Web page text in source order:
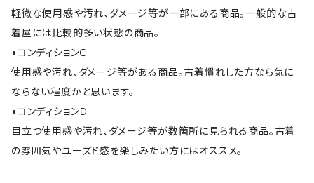
軽微な使用感や汚れ、ダメージ等が一部にある商品。一般的な古
着屋には比較的多い状態の商品。
•コンディションＣ
使用感や汚れ、ダメージ等がある商品。古着慣れした方なら気に
ならない程度かと思います。
•コンディションＤ
目立つ使用感や汚れ、ダメージ等が数箇所に見られる商品。古着
の雰囲気やユーズド感を楽しみたい方にはオススメ。